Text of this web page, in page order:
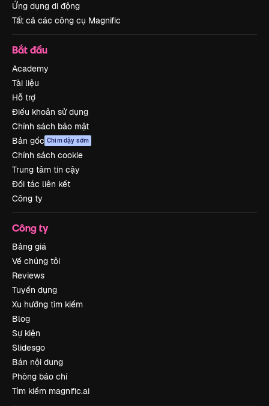
Ứng dụng di động
Tất cả các công cụ Magnific
Bắt đầu
Academy
Tài liệu
Hỗ trợ
Điều khoản sử dụng
Chính sách bảo mật
Bản gốc Chim dậy sớm
Chính sách cookie
Trung tâm tin cậy
Đối tác liên kết
Công ty
Công ty
Bảng giá
Về chúng tôi
Reviews
Tuyển dụng
Xu hướng tìm kiếm
Blog
Sự kiện
Slidesgo
Bán nội dung
Phòng báo chí
Tìm kiếm magnific.ai